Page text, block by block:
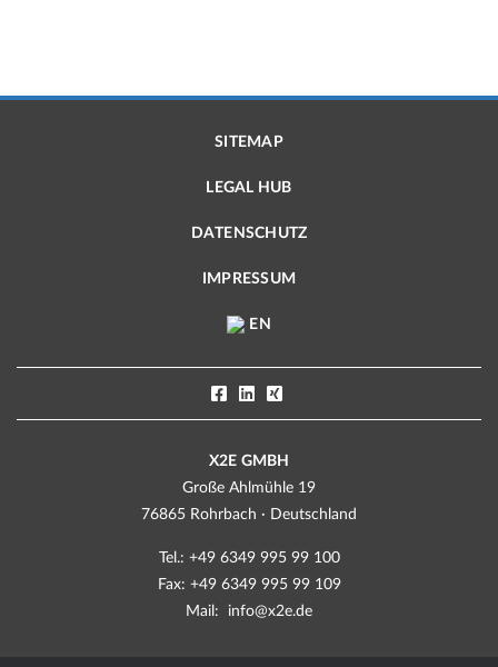
SITEMAP
LEGAL HUB
DATENSCHUTZ
IMPRESSUM
EN
X2E GMBH
Große Ahlmühle 19
76865 Rohrbach · Deutschland
Tel.: +49 6349 995 99 100
Fax: +49 6349 995 99 109
Mail: info@x2e.de